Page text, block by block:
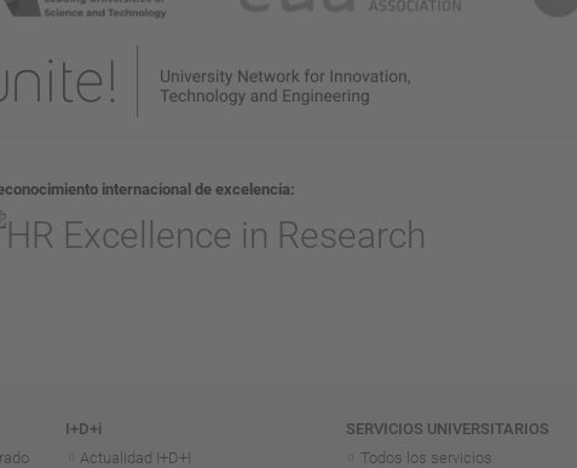
internacional de excelencia
I+D+i
Actualidad I+D+I
SERVICIOS UNIVERSITARIOS
Todos los servicios